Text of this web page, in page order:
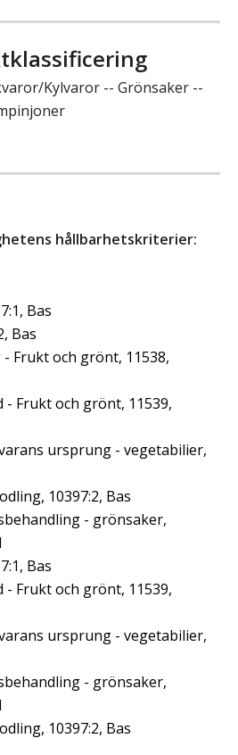
Kylvaror -- Grönsaker --
hållbarhetskriterier:
Bas
Bas
Frukt och grönt, 11538,
Frukt och grönt, 11539,
ursprung - vegetabilier,
10397:2, Bas
- grönsaker,
Bas
Frukt och grönt, 11539,
ursprung - vegetabilier,
- grönsaker,
10397:2, Bas